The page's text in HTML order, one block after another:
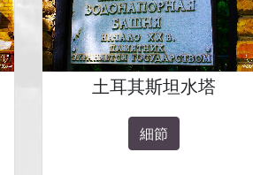
土耳其斯坦水塔
細節